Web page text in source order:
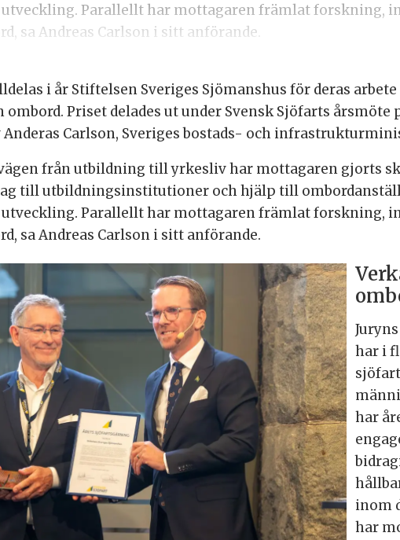
Parallellt har mottagaren främlat forskning,
sa Andreas Carlson i sitt anförande.
i år Stiftelsen Sveriges Sjömanshus för deras
Priset delades ut under Svensk Sjöfarts årsmöte
Carlson, Sveriges bostads- och
från utbildning till yrkesliv har mottagaren gjorts
till utbildningsinstitutioner och hjälp till
Parallellt har mottagaren främlat forskning,
sa Andreas Carlson i sitt anförande.
har i
har
inom
har